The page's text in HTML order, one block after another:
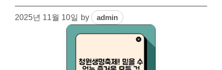
2025년 11월 10일 by admin